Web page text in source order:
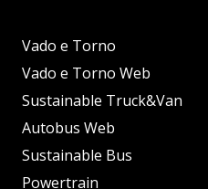
Vado e Torno
Vado e Torno Web
Sustainable Truck&Van
Autobus Web
Sustainable Bus
Powertrain